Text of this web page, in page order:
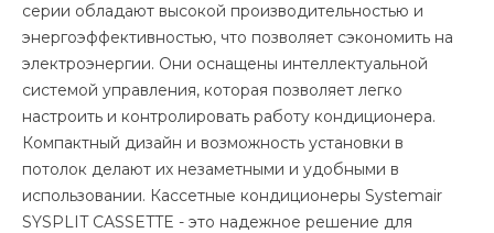
серии обладают высокой производительностью и
энергоэффективностью, что позволяет сэкономить на
электроэнергии. Они оснащены интеллектуальной
системой управления, которая позволяет легко
настроить и контролировать работу кондиционера.
Компактный дизайн и возможность установки в
потолок делают их незаметными и удобными в
использовании. Кассетные кондиционеры Systemair
SYSPLIT CASSETTE - это надежное решение для